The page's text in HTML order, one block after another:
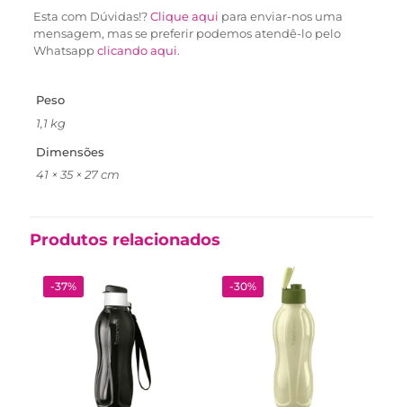
Esta com Dúvidas!?Clique aqui para enviar-nos uma
mensagem, mas se preferir podemos atendê-lo pelo
Whatsappclicando aqui.
Peso
1,1 kg
Dimensões
41 × 35 × 27 cm
Produtos relacionados
-37% -30%